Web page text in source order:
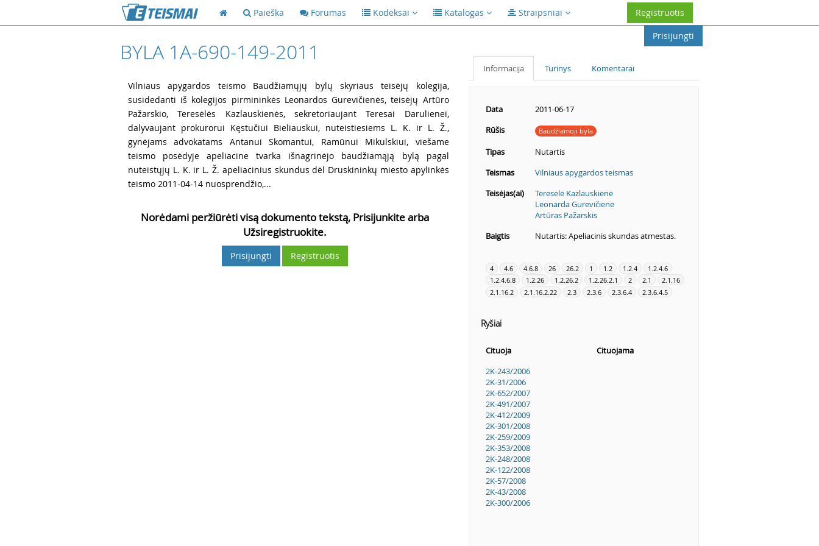
Paieška Forumas Kodeksai Katalogas Straipsniai
Registruotis
Prisijungti
BYLA 1A-690-149-2011
Vilniaus apygardos teismo Baudžiamųjų bylų skyriaus teisėjų kolegija,
susidedanti iš kolegijos pirmininkės Leonardos Gurevičienės, teisėjų Artūro
Pažarskio, Teresėlės Kazlauskienės, sekretoriaujant Teresai Darulienei,
dalyvaujant prokurorui Kęstučiui Bieliauskui, nuteistiesiems L. K. ir L. Ž.,
gynėjams advokatams Antanui Skomantui, Ramūnui Mikulskiui, viešame
teismo posėdyje apeliacine tvarka išnagrinėjo baudžiamąją bylą pagal
nuteistųjų L. K. ir L. Ž. apeliacinius skundus dėl Druskininkų miesto apylinkės
teismo 2011-04-14 nuosprendžio,...
Norėdami peržiūrėti visą dokumento tekstą, Prisijunkite arba
Užsiregistruokite.
Prisijungti Registruotis
Informacija Turinys Komentarai
Data
2011-06-17
Rūšis
Baudžiamoji byla
Tipas
Nutartis
Teismas
Vilniaus apygardos teismas
Teisėjas(ai)
Teresėlė Kazlauskienė
Leonarda Gurevičienė
Artūras Pažarskis
Baigtis
Nutartis: Apeliacinis skundas atmestas.
4 4.6 4.6.8 26 26.2 1 1.2 1.2.4
1.2.4.6
1.2.4.6.8
1.2.26 1.2.26.2 1.2.26.2.1 2 2.1
2.1.16
2.1.16.2
2.1.16.2.22 2.3 2.3.6 2.3.6.4 2.3.6.4.5
Ryšiai
Cituoja
Cituojama
2K-243/2006
2K-31/2006
2K-652/2007
2K-491/2007
2K-412/2009
2K-301/2008
2K-259/2009
2K-353/2008
2K-248/2008
2K-122/2008
2K-57/2008
2K-43/2008
2K-300/2006